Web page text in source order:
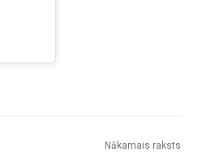
Nākamais raksts